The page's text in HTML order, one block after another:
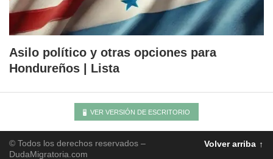
Asilo político y otras opciones para
Hondureños | Lista
VER VERSIÓN DE ESCRITORIO
© Todos los derechos reservados –
DudaMigratoria.com
Volver arriba